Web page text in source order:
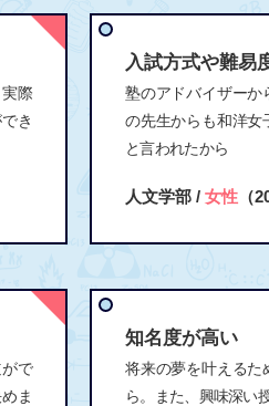
際
き
入試方式や難易
塾のアドバイザーか
の先生からも和洋女
と言われたから
人文学部 / 女性 （
で
ま
知名度が高い
将来の夢を叶えるた
ら。また、興味深い